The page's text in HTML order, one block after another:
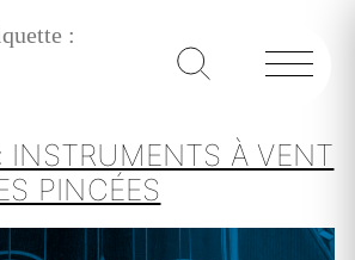
:
INSTRUMENTS À VENT
PINCÉES